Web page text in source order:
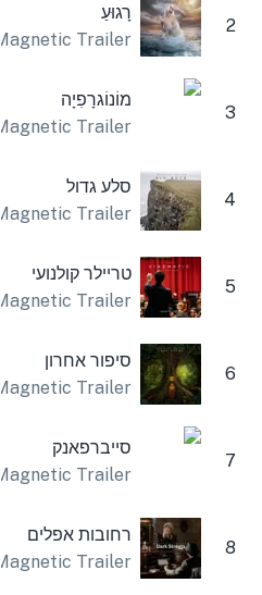
2
רָגוּעַ
Magnetic Trailer
3
מוֹנוֹגרָפִיָה
Magnetic Trailer
4
סלע גדול
Magnetic Trailer
5
טריילר קולנועי
Magnetic Trailer
6
סיפור אחרון
Magnetic Trailer
7
סייברפאנק
Magnetic Trailer
8
רחובות אפלים
Magnetic Trailer